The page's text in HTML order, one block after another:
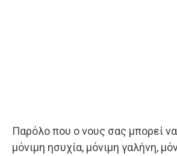
Παρόλο που ο νους σας μπορεί
μόνιμη ησυχία, μό­νιμη γαλήνη,